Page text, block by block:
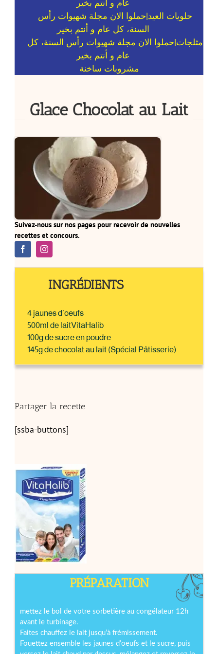
حلويات العيد
مثلجات
مشروبات ساخنة
Glace Chocolat au Lait
Suivez-nous sur nos pages pour recevoir de nouvelles
recettes et concours.
INGRÉDIENTS
4 jaunes d’oeufs
500ml de laitVitaHalib
100g de sucre en poudre
145g de chocolat au lait (Spécial Pâtisserie)
Partager la recette
[ssba-buttons]
PRÉPARATION
mettez le bol de votre sorbetière au congélateur 12h
avant le turbinage.
Faites chauffez le lait jusqu’à frémissement.
Fouettez ensemble les jaunes d’oeufs et le sucre, puis